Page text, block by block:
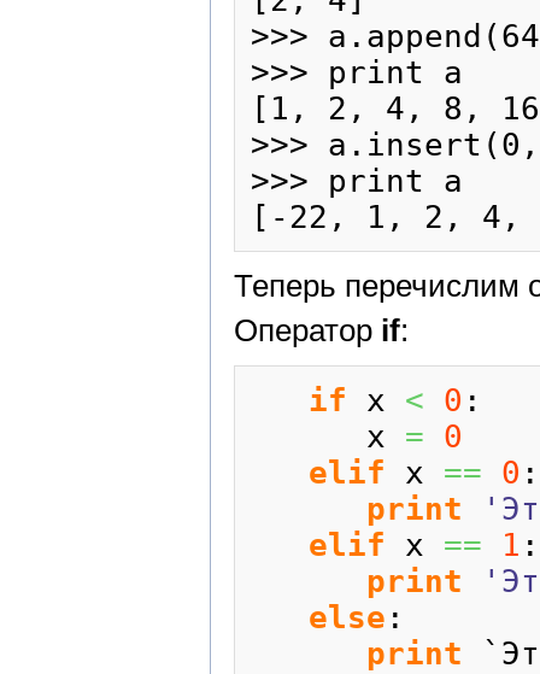
>>>
>>> print a
[1, 2, 4, 8,
>>>
>>> print a
Теперь перечислим
Оператор if:
if x < 0 :
      x
= 0
elif x == 0 :
print
elif x == 1 :
print
else :
print